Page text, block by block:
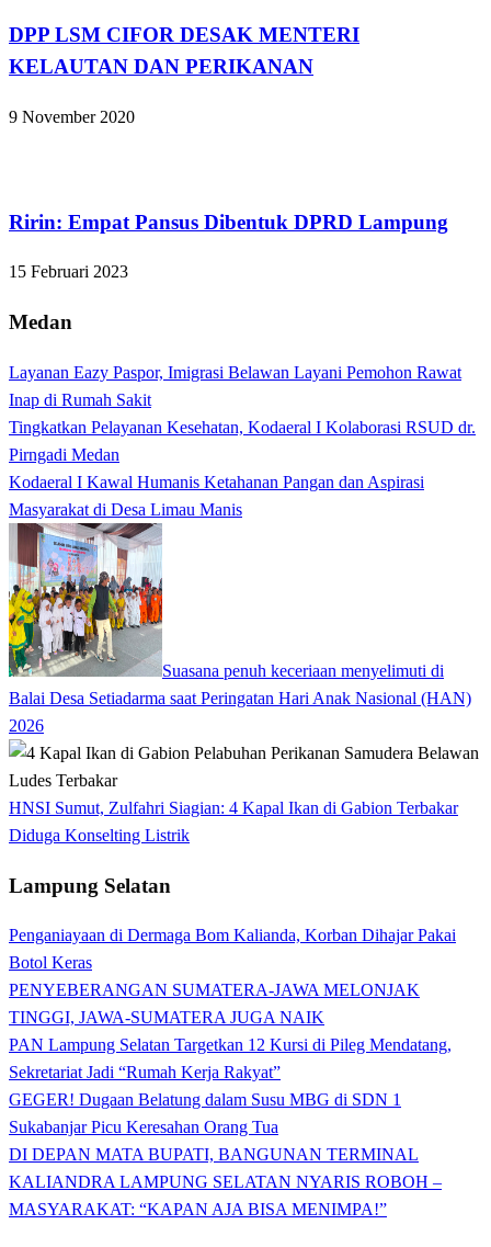
DPP LSM CIFOR DESAK MENTERI
KELAUTAN DAN PERIKANAN
9 November 2020
Ririn: Empat Pansus Dibentuk DPRD Lampung
15 Februari 2023
Medan
Layanan Eazy Paspor, Imigrasi Belawan Layani Pemohon Rawat
Inap di Rumah Sakit
Tingkatkan Pelayanan Kesehatan, Kodaeral I Kolaborasi RSUD dr.
Pirngadi Medan‎
Kodaeral I Kawal Humanis Ketahanan Pangan dan Aspirasi
Masyarakat di Desa Limau Manis
Suasana penuh keceriaan menyelimuti di
Balai Desa Setiadarma saat Peringatan Hari Anak Nasional (HAN)
2026
HNSI Sumut, Zulfahri Siagian: 4 Kapal Ikan di Gabion Terbakar
Diduga Konselting Listrik
Lampung Selatan
Penganiayaan di Dermaga Bom Kalianda, Korban Dihajar Pakai
Botol Keras
PENYEBERANGAN SUMATERA-JAWA MELONJAK
TINGGI, JAWA-SUMATERA JUGA NAIK
PAN Lampung Selatan Targetkan 12 Kursi di Pileg Mendatang,
Sekretariat Jadi “Rumah Kerja Rakyat”
GEGER! Dugaan Belatung dalam Susu MBG di SDN 1
Sukabanjar Picu Keresahan Orang Tua
DI DEPAN MATA BUPATI, BANGUNAN TERMINAL
KALIANDRA LAMPUNG SELATAN NYARIS ROBOH –
MASYARAKAT: “KAPAN AJA BISA MENIMPA!”